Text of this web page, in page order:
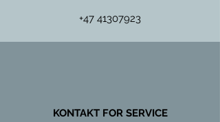
+47 41307923
KONTAKT FOR SERVICE